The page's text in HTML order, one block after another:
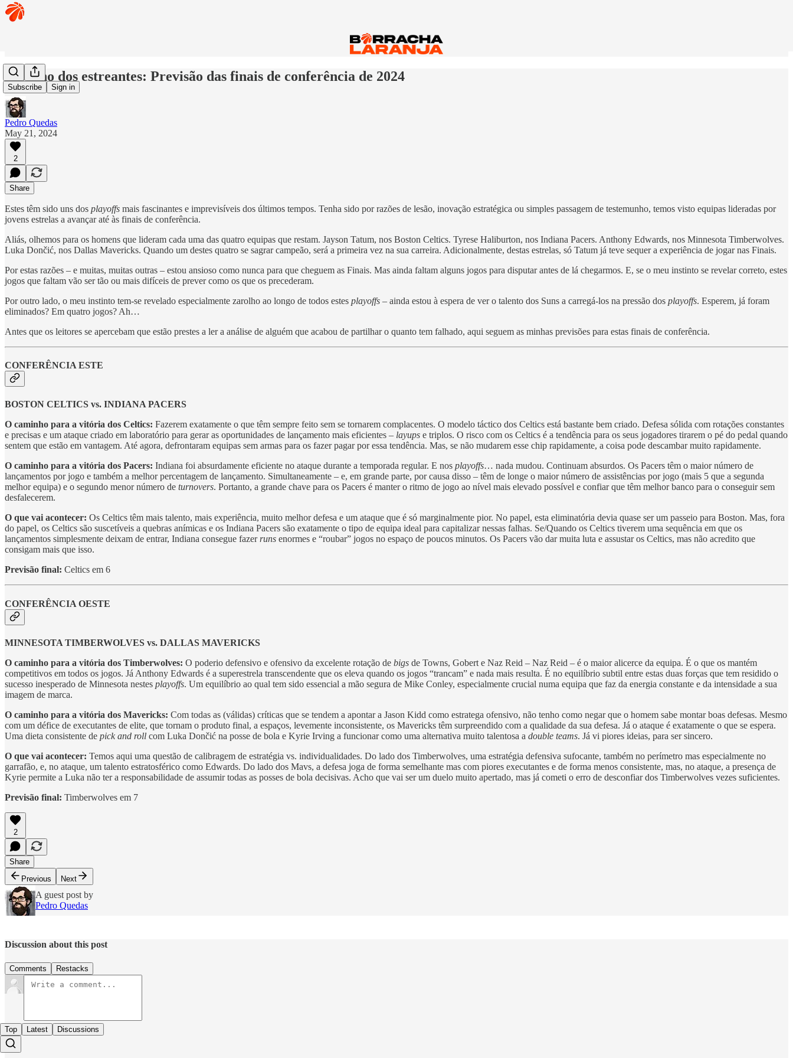
Subscribe Sign in
O sonho dos estreantes: Previsão das finais de conferência de 2024
Pedro Quedas
May 21, 2024
2
Share
Estes têm sido uns dos playoffs mais fascinantes e imprevisíveis dos últimos tempos. Tenha sido por razões de lesão, inovação estratégica ou simples passagem de testemunho, temos visto equipas lideradas por
jovens estrelas a avançar até às finais de conferência.
Aliás, olhemos para os homens que lideram cada uma das quatro equipas que restam. Jayson Tatum, nos Boston Celtics. Tyrese Haliburton, nos Indiana Pacers. Anthony Edwards, nos Minnesota Timberwolves.
Luka Dončić, nos Dallas Mavericks. Quando um destes quatro se sagrar campeão, será a primeira vez na sua carreira. Adicionalmente, destas estrelas, só Tatum já teve sequer a experiência de jogar nas Finais.
Por estas razões – e muitas, muitas outras – estou ansioso como nunca para que cheguem as Finais. Mas ainda faltam alguns jogos para disputar antes de lá chegarmos. E, se o meu instinto se revelar correto, estes
jogos que faltam vão ser tão ou mais difíceis de prever como os que os precederam.
Por outro lado, o meu instinto tem-se revelado especialmente zarolho ao longo de todos estes playoffs – ainda estou à espera de ver o talento dos Suns a carregá-los na pressão dos playoffs. Esperem, já foram
eliminados? Em quatro jogos? Ah…
Antes que os leitores se apercebam que estão prestes a ler a análise de alguém que acabou de partilhar o quanto tem falhado, aqui seguem as minhas previsões para estas finais de conferência.
CONFERÊNCIA ESTE
BOSTON CELTICS vs. INDIANA PACERS
O caminho para a vitória dos Celtics: Fazerem exatamente o que têm sempre feito sem se tornarem complacentes. O modelo táctico dos Celtics está bastante bem criado. Defesa sólida com rotações constantes
e precisas e um ataque criado em laboratório para gerar as oportunidades de lançamento mais eficientes – layups e triplos. O risco com os Celtics é a tendência para os seus jogadores tirarem o pé do pedal quando
sentem que estão em vantagem. Até agora, defrontaram equipas sem armas para os fazer pagar por essa tendência. Mas, se não mudarem esse chip rapidamente, a coisa pode descambar muito rapidamente.
O caminho para a vitória dos Pacers: Indiana foi absurdamente eficiente no ataque durante a temporada regular. E nos playoffs… nada mudou. Continuam absurdos. Os Pacers têm o maior número de
lançamentos por jogo e também a melhor percentagem de lançamento. Simultaneamente – e, em grande parte, por causa disso – têm de longe o maior número de assistências por jogo (mais 5 que a segunda
melhor equipa) e o segundo menor número de turnovers. Portanto, a grande chave para os Pacers é manter o ritmo de jogo ao nível mais elevado possível e confiar que têm melhor banco para o conseguir sem
desfalecerem.
O que vai acontecer: Os Celtics têm mais talento, mais experiência, muito melhor defesa e um ataque que é só marginalmente pior. No papel, esta eliminatória devia quase ser um passeio para Boston. Mas, fora
do papel, os Celtics são suscetíveis a quebras anímicas e os Indiana Pacers são exatamente o tipo de equipa ideal para capitalizar nessas falhas. Se/Quando os Celtics tiverem uma sequência em que os
lançamentos simplesmente deixam de entrar, Indiana consegue fazer runs enormes e “roubar” jogos no espaço de poucos minutos. Os Pacers vão dar muita luta e assustar os Celtics, mas não acredito que
consigam mais que isso.
Previsão final: Celtics em 6
CONFERÊNCIA OESTE
MINNESOTA TIMBERWOLVES vs. DALLAS MAVERICKS
O caminho para a vitória dos Timberwolves: O poderio defensivo e ofensivo da excelente rotação de bigs de Towns, Gobert e Naz Reid – Naz Reid – é o maior alicerce da equipa. É o que os mantém
competitivos em todos os jogos. Já Anthony Edwards é a superestrela transcendente que os eleva quando os jogos “trancam” e nada mais resulta. É no equilíbrio subtil entre estas duas forças que tem residido o
sucesso inesperado de Minnesota nestes playoffs. Um equilíbrio ao qual tem sido essencial a mão segura de Mike Conley, especialmente crucial numa equipa que faz da energia constante e da intensidade a sua
imagem de marca.
O caminho para a vitória dos Mavericks: Com todas as (válidas) críticas que se tendem a apontar a Jason Kidd como estratega ofensivo, não tenho como negar que o homem sabe montar boas defesas. Mesmo
com um défice de executantes de elite, que tornam o produto final, a espaços, levemente inconsistente, os Mavericks têm surpreendido com a qualidade da sua defesa. Já o ataque é exatamente o que se espera.
Uma dieta consistente de pick and roll com Luka Dončić na posse de bola e Kyrie Irving a funcionar como uma alternativa muito talentosa a double teams. Já vi piores ideias, para ser sincero.
O que vai acontecer: Temos aqui uma questão de calibragem de estratégia vs. individualidades. Do lado dos Timberwolves, uma estratégia defensiva sufocante, também no perímetro mas especialmente no
garrafão, e, no ataque, um talento estratosférico como Edwards. Do lado dos Mavs, a defesa joga de forma semelhante mas com piores executantes e de forma menos consistente, mas, no ataque, a presença de
Kyrie permite a Luka não ter a responsabilidade de assumir todas as posses de bola decisivas. Acho que vai ser um duelo muito apertado, mas já cometi o erro de desconfiar dos Timberwolves vezes suficientes.
Previsão final: Timberwolves em 7
2
Share
Previous
Next
A guest post by
Pedro Quedas
Discussion about this post
Comments Restacks
Top Latest Discussions